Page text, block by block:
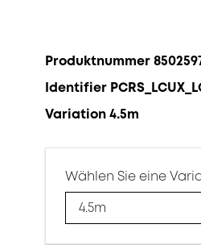
Produktnummer
Identifier
Variation 4.5m
Wählen Sie eine
4.5m